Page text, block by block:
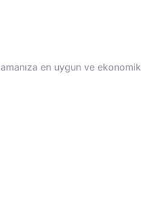
en uygun ve ekonomik